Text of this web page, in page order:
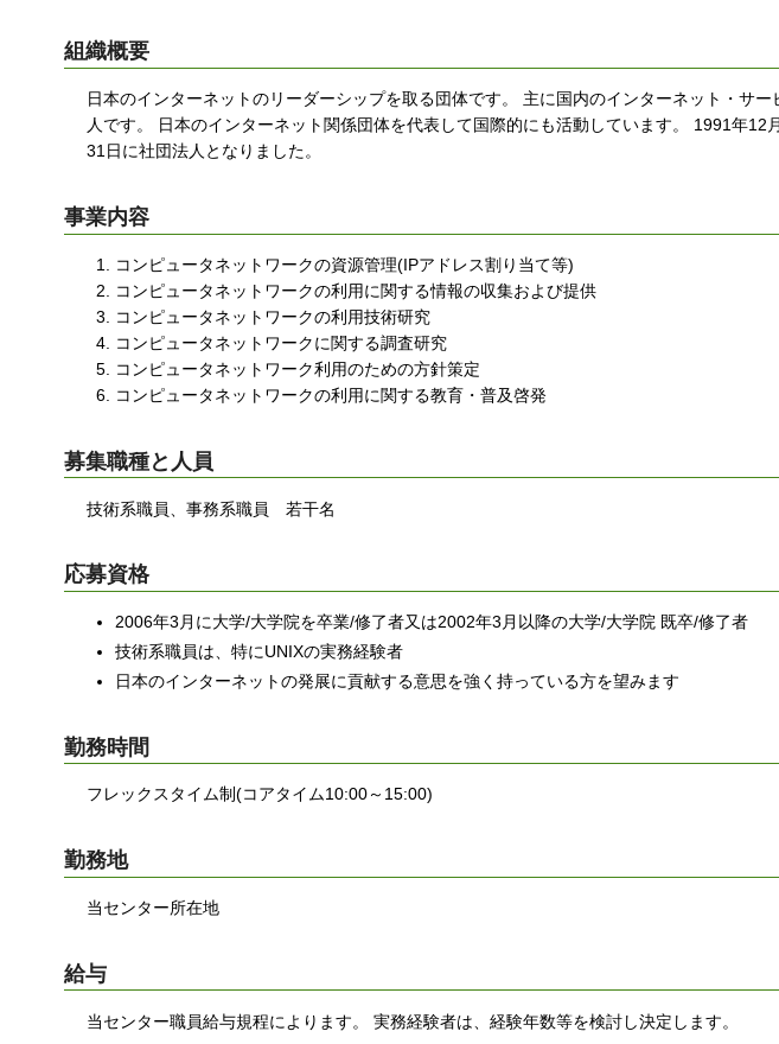
組織概要
日本のインターネットのリーダーシップを取る団体です。 主に国内のインターネット・サ
人です。 日本のインターネット関係団体を代表して国際的にも活動しています。 1991年12
31日に社団法人となりました。
事業内容
コンピュータネットワークの資源管理(IPアドレス割り当て等)
コンピュータネットワークの利用に関する情報の収集および提供
コンピュータネットワークの利用技術研究
コンピュータネットワークに関する調査研究
コンピュータネットワーク利用のための方針策定
コンピュータネットワークの利用に関する教育・普及啓発
募集職種と人員
技術系職員、事務系職員 若干名
応募資格
2006年3月に大学/大学院を卒業/修了者又は2002年3月以降の大学/大学院 既卒/修了者
技術系職員は、特にUNIXの実務経験者
日本のインターネットの発展に貢献する意思を強く持っている方を望みます
勤務時間
フレックスタイム制(コアタイム10:00～15:00)
勤務地
当センター所在地
給与
当センター職員給与規程によります。 実務経験者は、経験年数等を検討し決定します。